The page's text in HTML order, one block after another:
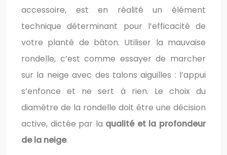
accessoire, est en réalité un élément
technique déterminant pour l’efficacité de
votre planté de bâton. Utiliser la mauvaise
rondelle, c’est comme essayer de marcher
sur la neige avec des talons aiguilles : l’appui
s’enfonce et ne sert à rien. Le choix du
diamètre de la rondelle doit être une décision
active, dictée par la qualité et la profondeur
de la neige.